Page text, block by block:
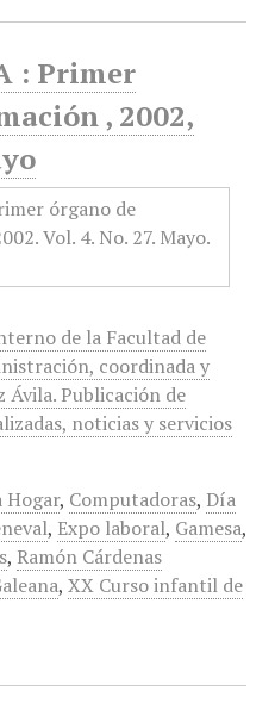
: Primer
, 2002,
de la Facultad de
coordinada y
Ávila. Publicación de
noticias y servicios
Hogar, Computadoras, Día
, Expo laboral, Gamesa,
, Ramón Cárdenas
, XX Curso infantil de